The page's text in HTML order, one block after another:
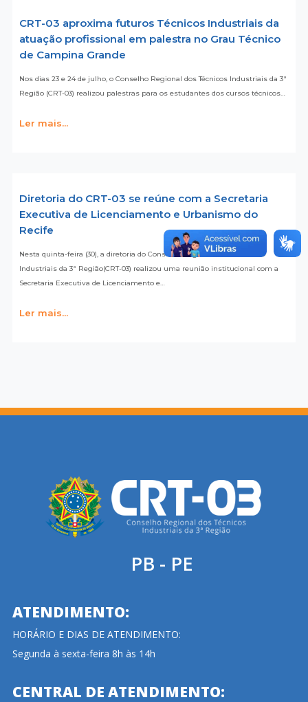
CRT-03 aproxima futuros Técnicos Industriais da
atuação profissional em palestra no Grau Técnico
de Campina Grande
Nos dias 23 e 24 de julho, o Conselho Regional dos Técnicos Industriais da 3ª
Região (CRT-03) realizou palestras para os estudantes dos cursos técnicos…
Ler mais...
Diretoria do CRT-03 se reúne com a Secretaria
Executiva de Licenciamento e Urbanismo do
Recife
Nesta quinta-feira (30), a diretoria do Conselho Regional dos Técnicos
Industriais da 3ª Região(CRT-03) realizou uma reunião institucional com a
Secretaria Executiva de Licenciamento e…
Ler mais...
PB - PE
ATENDIMENTO:
HORÁRIO E DIAS DE ATENDIMENTO:
Segunda à sexta-feira 8h às 14h
CENTRAL DE ATENDIMENTO: